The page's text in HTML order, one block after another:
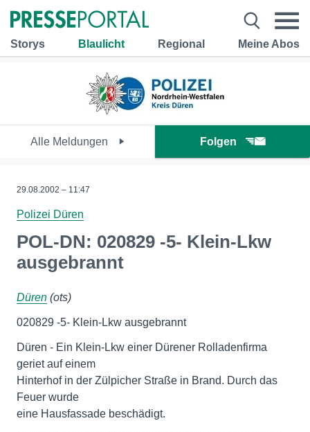
Storys Blaulicht Regional Meine Abos
Alle Meldungen Folgen
29.08.2002 – 11:47
Polizei Düren
POL-DN: 020829 -5- Klein-Lkw
ausgebrannt
Düren (ots)
020829 -5- Klein-Lkw ausgebrannt
Düren - Ein Klein-Lkw einer Dürener Rolladenfirma
geriet auf einem
Hinterhof in der Zülpicher Straße in Brand. Durch das
Feuer wurde
eine Hausfassade beschädigt.